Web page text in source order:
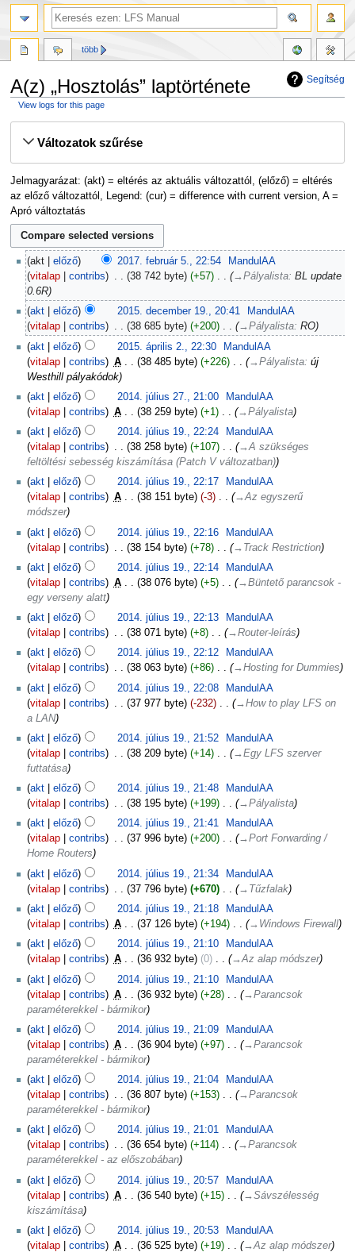
Segítség
A(z) „Hosztolás” laptörténete
View logs for this page
Változatok szűrése
Jelmagyarázat: (akt) = eltérés az aktuális változattól, (előző) = eltérés
az előző változattól, Legend: (cur) = difference with current version, A =
Apró változtatás
akt előző 2017. február 5., 22:54
MandulAA
vitalap
contribs 38 742 byte +57 ‎ →‎Pályalista: BL update
0.6R
akt
előző 2015. december 19., 20:41
MandulAA
vitalap
contribs 38 685 byte +200 ‎ →‎Pályalista: RO
akt
előző 2015. április 2., 22:30
MandulAA
vitalap
contribs A 38 485 byte +226 ‎ →‎Pályalista: új
Westhill pályakódok
akt
előző 2014. július 27., 21:00
MandulAA
vitalap
contribs A 38 259 byte +1 ‎
→‎Pályalista
akt
előző 2014. július 19., 22:24
MandulAA
vitalap
contribs 38 258 byte +107 ‎
→‎A szükséges
feltöltési sebesség kiszámítása (Patch V változatban)
akt
előző 2014. július 19., 22:17
MandulAA
vitalap
contribs A 38 151 byte -3 ‎
→‎Az egyszerű
módszer
akt
előző 2014. július 19., 22:16
MandulAA
vitalap
contribs 38 154 byte +78 ‎
→‎Track Restriction
akt
előző 2014. július 19., 22:14
MandulAA
vitalap
contribs A 38 076 byte +5 ‎
→‎Büntető parancsok -
egy verseny alatt
akt
előző 2014. július 19., 22:13
MandulAA
vitalap
contribs 38 071 byte +8 ‎
→‎Router-leírás
akt
előző 2014. július 19., 22:12
MandulAA
vitalap
contribs 38 063 byte +86 ‎
→‎Hosting for Dummies
akt
előző 2014. július 19., 22:08
MandulAA
vitalap
contribs 37 977 byte -232 ‎
→‎How to play LFS on
a LAN
akt
előző 2014. július 19., 21:52
MandulAA
vitalap
contribs 38 209 byte +14 ‎
→‎Egy LFS szerver
futtatása
akt
előző 2014. július 19., 21:48
MandulAA
vitalap
contribs 38 195 byte +199 ‎
→‎Pályalista
akt
előző 2014. július 19., 21:41
MandulAA
vitalap
contribs 37 996 byte +200 ‎
→‎Port Forwarding /
Home Routers
akt
előző 2014. július 19., 21:34
MandulAA
vitalap
contribs 37 796 byte +670 ‎
→‎Tűzfalak
akt
előző 2014. július 19., 21:18
MandulAA
vitalap
contribs A 37 126 byte +194 ‎
→‎Windows Firewall
akt
előző 2014. július 19., 21:10
MandulAA
vitalap
contribs A 36 932 byte 0 ‎
→‎Az alap módszer
akt
előző 2014. július 19., 21:10
MandulAA
vitalap
contribs A 36 932 byte +28 ‎
→‎Parancsok
paraméterekkel - bármikor
akt
előző 2014. július 19., 21:09
MandulAA
vitalap
contribs A 36 904 byte +97 ‎
→‎Parancsok
paraméterekkel - bármikor
akt
előző 2014. július 19., 21:04
MandulAA
vitalap
contribs 36 807 byte +153 ‎
→‎Parancsok
paraméterekkel - bármikor
akt
előző 2014. július 19., 21:01
MandulAA
vitalap
contribs 36 654 byte +114 ‎
→‎Parancsok
paraméterekkel - az előszobában
akt
előző 2014. július 19., 20:57
MandulAA
vitalap
contribs A 36 540 byte +15 ‎
→‎Sávszélesség
kiszámítása
akt
előző 2014. július 19., 20:53
MandulAA
vitalap
contribs A 36 525 byte +19 ‎
→‎Az alap módszer
több